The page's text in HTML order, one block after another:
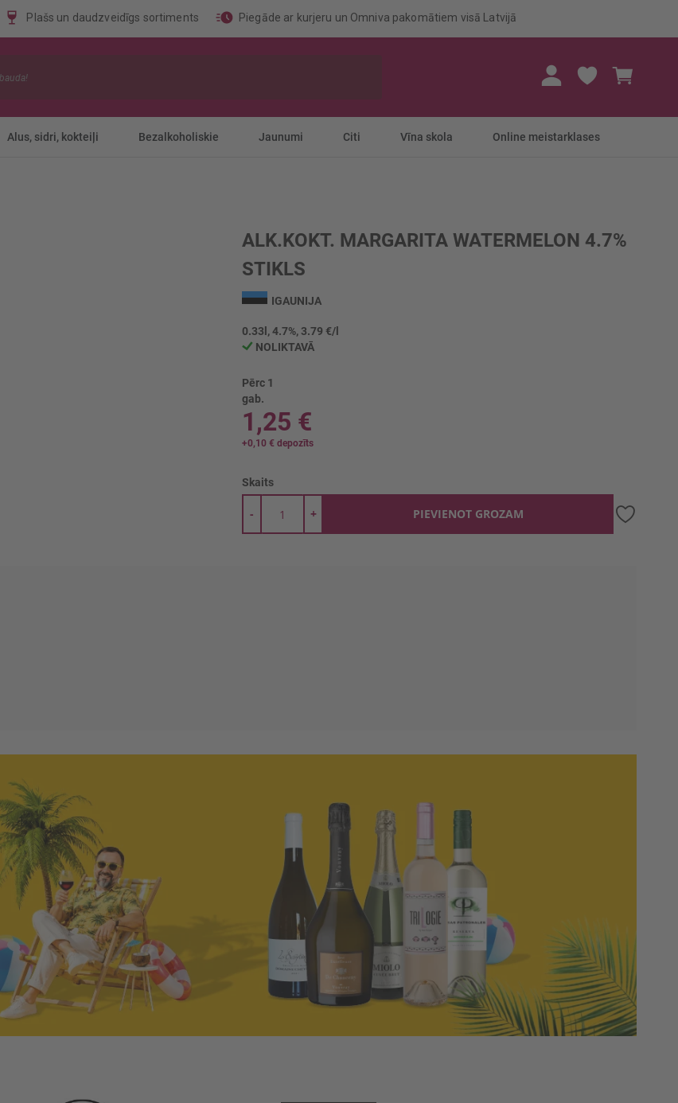
Plašs un daudzveidīgs sortiments Piegāde ar kurjeru un Omniva pakomātiem visā Latvijā
Alus, sidri, kokteiļi Bezalkoholiskie Jaunumi Citi Vīna skola Online meistarklases
ALK.KOKT. MARGARITA WATERMELON 4.7%
STIKLS
IGAUNIJA
0.33l, 4.7%, 3.79 €/l
NOLIKTAVĀ
Pērc 1
gab.
1,25 €
+0,10 € depozīts
Skaits
+
- PIEVIENOT GROZAM